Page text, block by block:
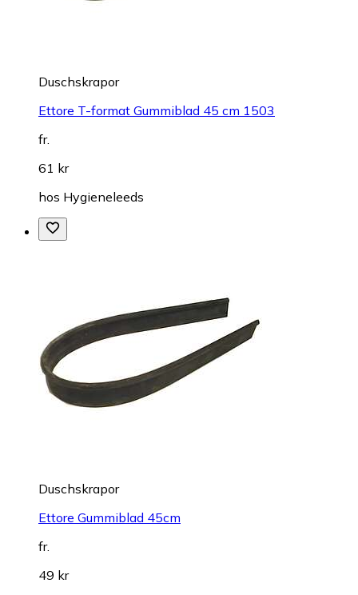
Duschskrapor
Ettore T-format Gummiblad 45 cm 1503
fr.
61 kr
hos Hygieneleeds
Duschskrapor
Ettore Gummiblad 45cm
fr.
49 kr